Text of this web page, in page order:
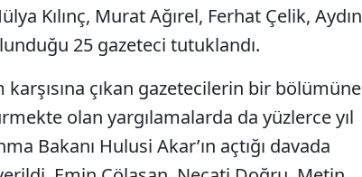
Kılınç, Murat Ağırel, Ferhat Çelik, Aydın
25 gazeteci tutuklandı.
karşısına çıkan gazetecilerin bir bölümüne
olan yargılamalarda da yüzlerce yıl
Bakanı Hulusi Akar’ın açtığı davada